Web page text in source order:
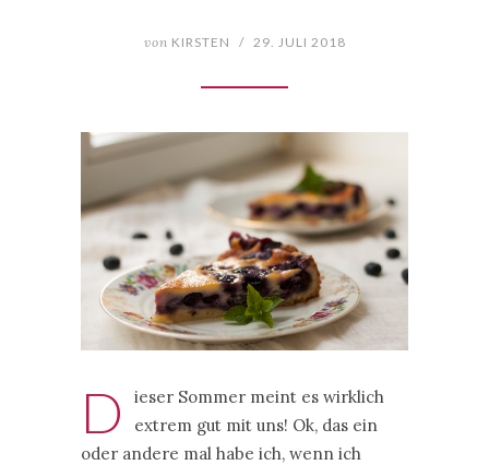
von KIRSTEN / 29. JULI 2018
D
ieser Sommer meint es wirklich
extrem gut mit uns! Ok, das ein
oder andere mal habe ich, wenn ich